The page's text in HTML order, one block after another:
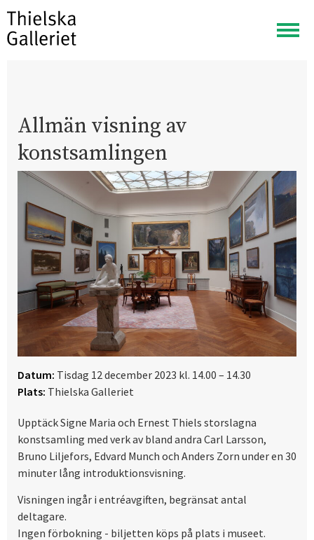
Visa
meny
Allmän visning av
konstsamlingen
Datum: Tisdag 12 december 2023 kl. 14.00 – 14.30
Plats: Thielska Galleriet
Upptäck Signe Maria och Ernest Thiels storslagna
konstsamling med verk av bland andra Carl Larsson,
Bruno Liljefors, Edvard Munch och Anders Zorn under en 30
minuter lång introduktionsvisning.
Visningen ingår i entréavgiften, begränsat antal
deltagare.
Ingen förbokning - biljetten köps på plats i museet.